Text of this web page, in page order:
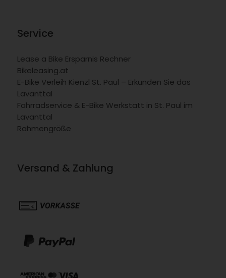
Service
Lease a Bike Ersparnis Rechner
Bikeleasing.at
E-Bike Verleih Kienzl St. Paul – Erkunden Sie das
Lavanttal
Fahrradservice & E-Bike Werkstatt in St. Paul im
Lavanttal
Rahmengröße
Versand & Zahlung